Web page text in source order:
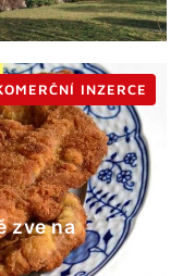
zve na
INZERCE